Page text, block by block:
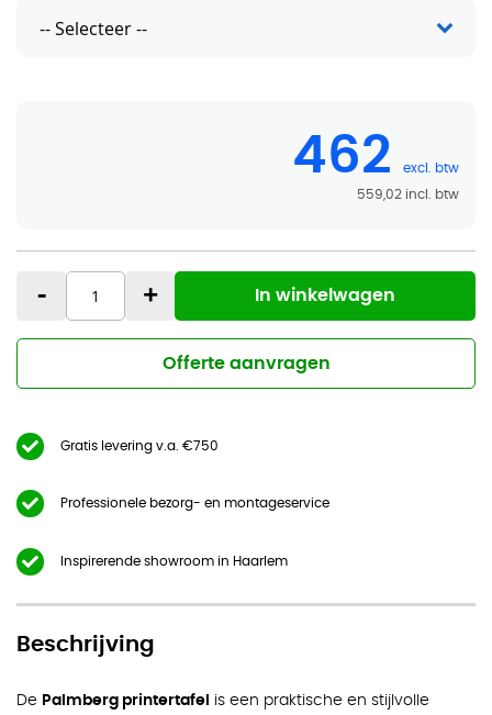
462
559,02
- + In winkelwagen
Offerte aanvragen
Gratis levering v.a. €750
Professionele bezorg- en montageservice
Inspirerende showroom in Haarlem
Beschrijving
De Palmberg printertafel
is een praktische en stijlvolle